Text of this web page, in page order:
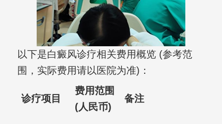
以下是白癜风诊疗相关费用概览 (参考范
围，实际费用请以医院为准)：
诊疗项目
费用范围
(人民币)
备注